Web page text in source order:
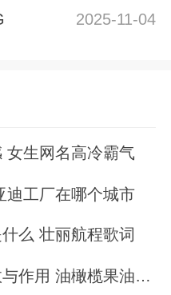
2025-11-04
女生网名高冷霸气
2025-11-04
迪工厂在哪个城市
2025-11-04
么 壮丽航程歌词
2025-11-04
橄榄果油的功效与作用